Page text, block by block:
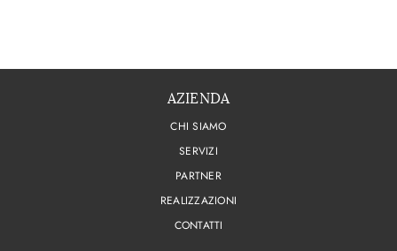
AZIENDA
CHI SIAMO
SERVIZI
PARTNER
REALIZZAZIONI
CONTATTI